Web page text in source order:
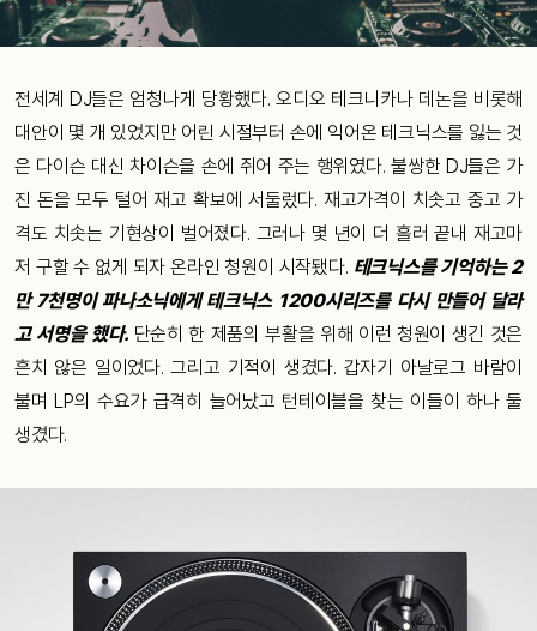
전세계 DJ들은 엄청나게 당황했다. 오디오 테크니카나 데논을 비롯해
대안이 몇 개 있었지만 어린 시절부터 손에 익어온 테크닉스를 잃는 것
은 다이슨 대신 차이슨을 손에 쥐어 주는 행위였다. 불쌍한DJ들은 가
진 돈을 모두 털어 재고 확보에 서둘렀다. 재고가격이 치솟고 중고 가
격도 치솟는 기현상이 벌어졌다. 그러나 몇 년이 더 흘러 끝내 재고마
저 구할 수 없게 되자 온라인 청원이 시작됐다. 테크닉스를 기억하는2
만7천명이 파나소닉에게 테크닉스1200시리즈를 다시 만들어 달라
고 서명을 했다. 단순히 한 제품의 부활을 위해 이런 청원이 생긴 것은
흔치 않은 일이었다.그리고 기적이 생겼다. 갑자기 아날로그 바람이
불며 LP의 수요가 급격히 늘어났고 턴테이블을 찾는 이들이 하나 둘
생겼다.